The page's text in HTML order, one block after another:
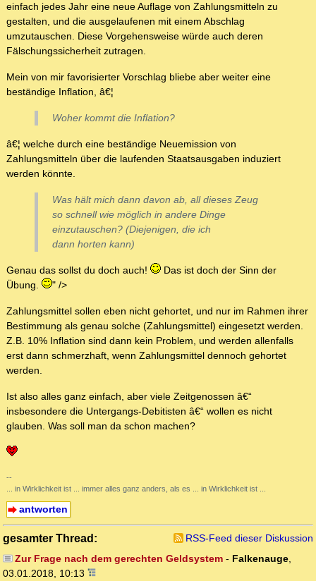
einfach jedes Jahr eine neue Auflage von Zahlungsmitteln zu
gestalten, und die ausgelaufenen mit einem Abschlag
umzutauschen. Diese Vorgehensweise würde auch deren
Fälschungssicherheit zutragen.
Mein von mir favorisierter Vorschlag bliebe aber weiter eine
beständige Inflation, â€¦
Woher kommt die Inflation?
â€¦ welche durch eine beständige Neuemission von
Zahlungsmitteln über die laufenden Staatsausgaben induziert
werden könnte.
Was hält mich dann davon ab, all dieses Zeug
so schnell wie möglich in andere Dinge
einzutauschen? (Diejenigen, die ich
dann horten kann)
Genau das sollst du doch auch!
Das ist doch der Sinn der
Übung.
" />
Zahlungsmittel sollen eben nicht gehortet, und nur im Rahmen ihrer
Bestimmung als genau solche (Zahlungsmittel) eingesetzt werden.
Z.B. 10% Inflation sind dann kein Problem, und werden allenfalls
erst dann schmerzhaft, wenn Zahlungsmittel dennoch gehortet
werden.
Ist also alles ganz einfach, aber viele Zeitgenossen â€“
insbesondere die Untergangs-Debitisten â€“ wollen es nicht
glauben. Was soll man da schon machen?
--
... in Wirklichkeit ist ... immer alles ganz anders, als es ... in Wirklichkeit ist ...
antworten
gesamter Thread:
RSS-Feed dieser Diskussion
Zur Frage nach dem gerechten Geldsystem- Falkenauge,
03.01.2018, 10:13